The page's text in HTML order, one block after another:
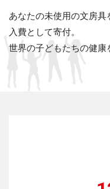
あなたの未使用の文房
入費として寄付。
世界の子どもたちの健康